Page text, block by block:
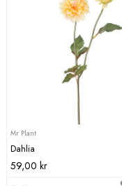
Mr Plant
Dahlia
59,00 kr